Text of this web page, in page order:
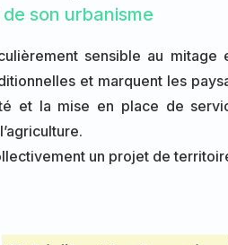
son urbanisme
sensible au mitage
et marquent les
et la mise en place de
un projet de